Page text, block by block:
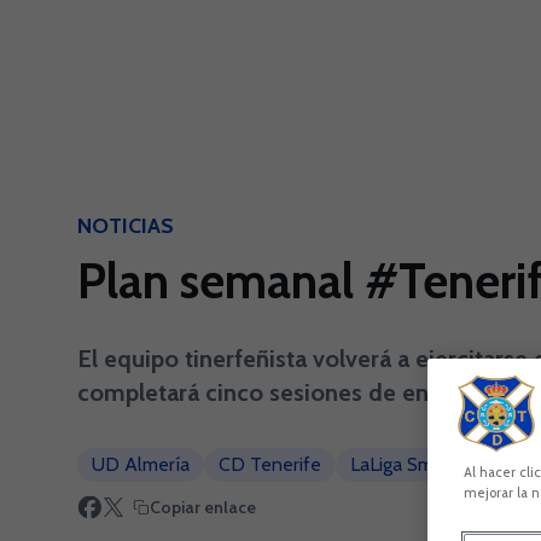
NOTICIAS
Plan semanal
El equipo tinerfeñista volverá a
completará cinco sesiones de
UD Almería CD Tenerife LaLiga SmartBank
Copiar enlace
Al hacer
mejorar la